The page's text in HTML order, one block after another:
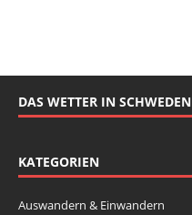
DAS WETTER IN SCHWEDEN
KATEGORIEN
Auswandern & Einwandern